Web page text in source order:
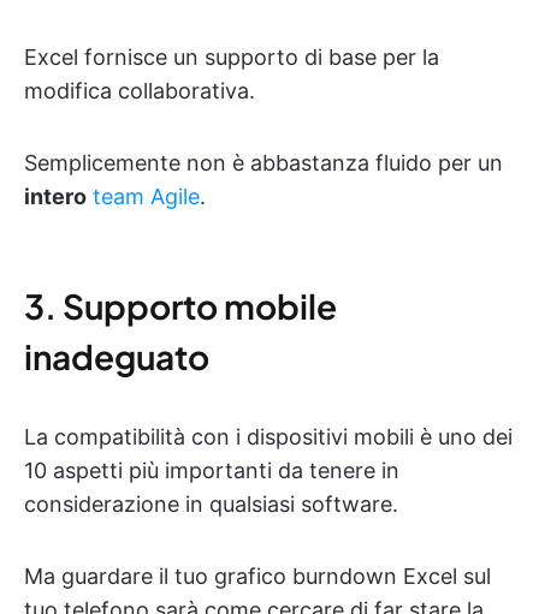
Excel fornisce un supporto di base per la
modifica collaborativa.
Semplicemente non è abbastanza fluido per un
intero team Agile.
3. Supporto mobile
inadeguato
La compatibilità con i dispositivi mobili è uno dei
10 aspetti più importanti da tenere in
considerazione in qualsiasi software.
Ma guardare il tuo grafico burndown Excel sul